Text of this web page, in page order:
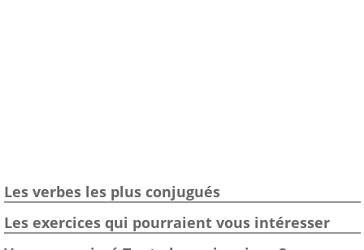
Les verbes les plus conjugués
Les exercices qui pourraient vous intéresser